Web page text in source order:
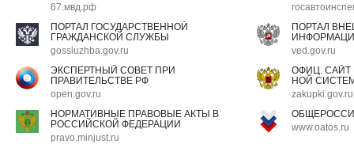
67.мвд.рф
ПОРТАЛ ГОСУДАРСТВЕННОЙ
ГРАЖДАНСКОЙ СЛУЖБЫ
gossluzhba.gov.ru
ПОРТАЛ
ved.gov.ru
ЭКСПЕРТНЫЙ СОВЕТ ПРИ
ПРАВИТЕЛЬСТВЕ РФ
open.gov.ru
ОФИЦ.
НОЙ
zakupki.gov.ru
НОРМАТИВНЫЕ ПРАВОВЫЕ АКТЫ В
РОССИЙСКОЙ ФЕДЕРАЦИИ
pravo.minjust.ru
www.oatos.ru